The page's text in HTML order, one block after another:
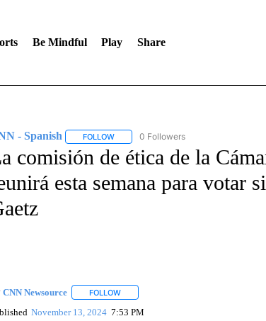
Be Mindful Play Share
- Spanish FOLLOWFOLLOW "CNN - SPANISH" TO RECEIVE
0 Followers
comisión de ética de la
esta semana para votar
CNN Newsource FOLLOWFOLLOW "" TO RECEIVE
November 13, 2024 7:53 PM